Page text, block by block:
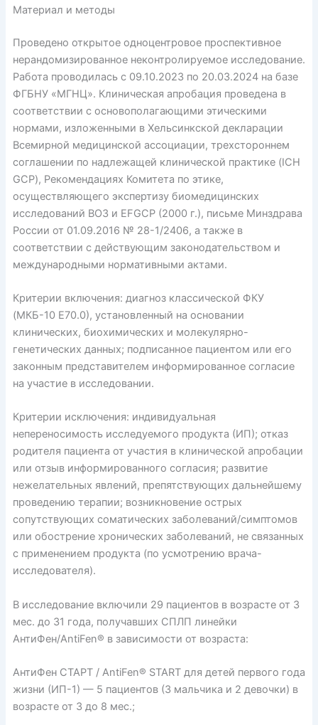
Материал и методы
Проведено открытое одноцентровое проспективное
нерандомизированное неконтролируемое исследование.
Работа проводилась с 09.10.2023 по 20.03.2024 на базе
ФГБНУ «МГНЦ». Клиническая апробация проведена в
соответствии с основополагающими этическими
нормами, изложенными в Хельсинкской декларации
Всемирной медицинской ассоциации, трехстороннем
соглашении по надлежащей клинической практике (ICH
GCP), Рекомендациях Комитета по этике,
осуществляющего экспертизу биомедицинских
исследований ВОЗ и EFGCP (2000 г.), письме Мин­здрава
России от 01.09.2016 № 28-1/2406, а также в
соответствии с действующим законодательством и
международными нормативными актами.
Критерии включения: диагноз классической ФКУ
(МКБ-10 Е70.0), установленный на основании
клинических, биохимических и молекулярно-
генетических данных; подписанное пациентом или его
законным представителем информированное согласие
на участие в исследовании.
Критерии исключения: индивидуальная
непереносимость исследуемого продукта (ИП); отказ
родителя пациента от участия в клинической апробации
или отзыв информированного согласия; развитие
нежелательных явлений, препятствующих дальнейшему
проведению терапии; возникновение острых
сопутствующих соматических заболеваний/симптомов
или обострение хронических заболеваний, не связанных
с применением продукта (по усмотрению врача-
исследователя).
В исследование включили 29 пациентов в возрасте от 3
мес. до 31 года, получавших СПЛП линейки
АнтиФен/AntiFen® в зависимости от возраста:
АнтиФен СТАРТ / AntiFen® START для детей первого года
жизни (ИП-1) — 5 пациентов (3 мальчика и 2 девочки) в
возрасте от 3 до 8 мес.;